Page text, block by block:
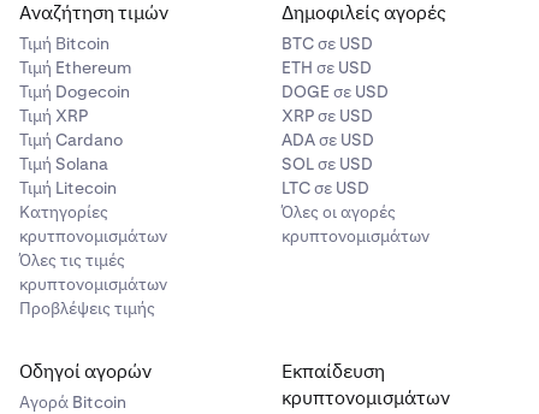
Αναζήτηση τιμών
Τιμή Βitcoin
Τιμή Ethereum
Τιμή Dogecoin
Τιμή XRP
Τιμή Cardano
Τιμή Solana
Τιμή Litecoin
Κατηγορίες
κρυτπονομισμάτων
Όλες τις τιμές
κρυπτονομισμάτων
Προβλέψεις τιμής
Δημοφιλείς αγορές
BTC σε USD
ETH σε USD
DOGE σε USD
XRP σε USD
ADA σε USD
SOL σε USD
LTC σε USD
Όλες οι αγορές
κρυπτονομισμάτων
Οδηγοί αγορών
Αγορά Bitcoin
Εκπαίδευση
κρυπτονομισμάτων